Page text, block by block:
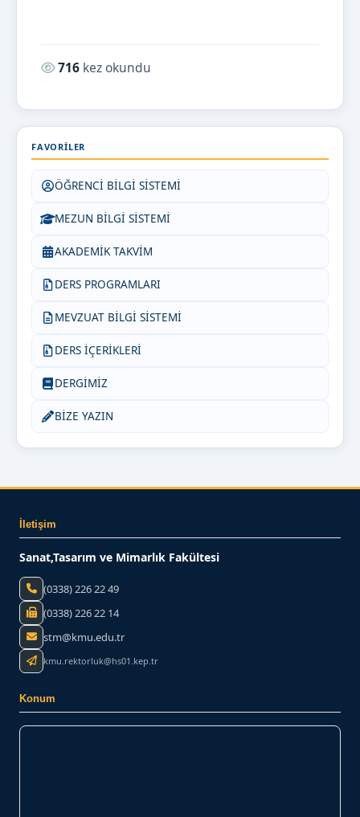
Okunma sayısı:
716 kez okundu
FAVORILER
ÖĞRENCİ BİLGİ SİSTEMİ
MEZUN BİLGİ SİSTEMİ
AKADEMİK TAKVİM
DERS PROGRAMLARI
MEVZUAT BİLGİ SİSTEMİ
DERS İÇERİKLERİ
DERGİMİZ
BİZE YAZIN
İletişim
Sanat,Tasarım ve Mimarlık Fakültesi
(0338) 226 22 49
(0338) 226 22 14
stm@kmu.edu.tr
kmu.rektorluk@hs01.kep.tr
Konum